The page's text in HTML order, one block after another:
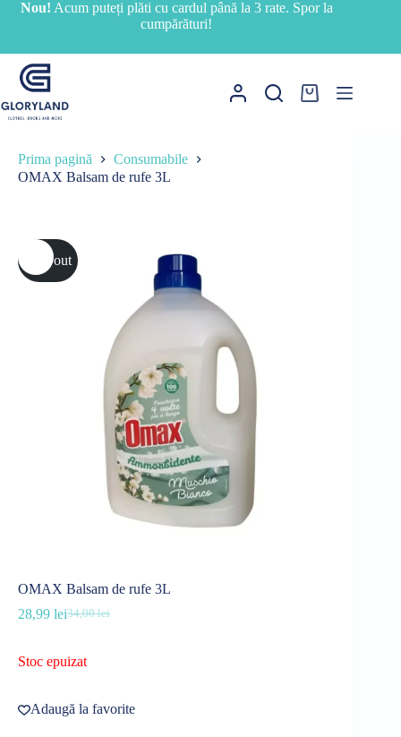
SariNou! Acum puteți plăti cu cardul până la 3 rate. Spor la
cumpărături!
Coș
Prima pagină
Consumabile
OMAX Balsam de rufe 3L
Sold out
OMAX Balsam de rufe 3L
34,00lei
Prețul
fost:
28,99 leiPrețul
28,99 lei.
Stoc epuizat
Adaugă la favorite